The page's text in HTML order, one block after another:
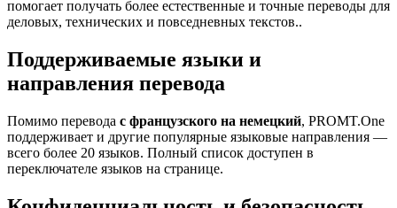
помогает получать более естественные и точные переводы для
деловых, технических и повседневных текстов..
Поддерживаемые языки и
направления перевода
Помимо перевода с французского на немецкий, PROMT.One
поддерживает и другие популярные языковые направления —
всего более 20 языков. Полный список доступен в
переключателе языков на странице.